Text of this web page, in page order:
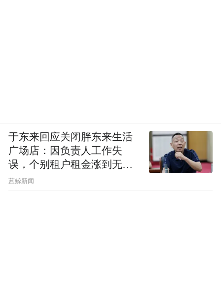
于东来回应关闭胖东来生活
广场店：因负责人工作失
误，个别租户租金涨到无法
想象
蓝鲸新闻